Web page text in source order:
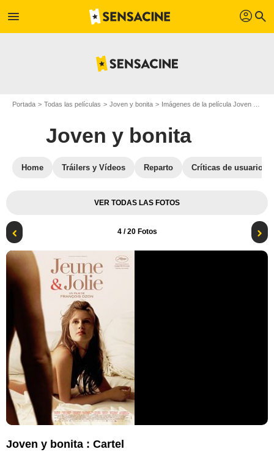
menu profil search
Portada Todas las películas Joven y bonita Imágenes de la película Joven y bonita
Joven y bonita
Home Tráilers y Vídeos Reparto Críticas de usuarios
VER TODAS LAS FOTOS
4/ 20 Fotos
Joven y bonita : Cartel